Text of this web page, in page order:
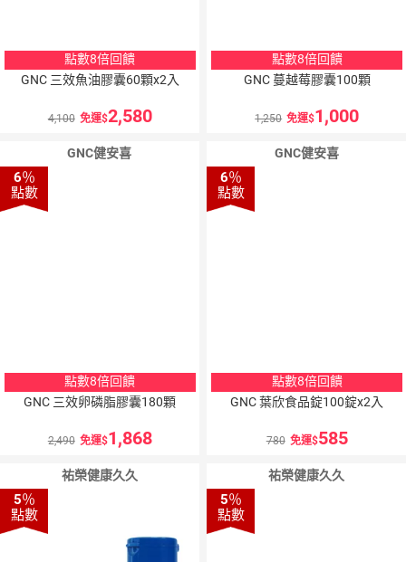
點數8倍回饋
GNC 三效魚油膠囊60顆x2入
4,100 免運 2,580
點數8倍回饋
GNC 蔓越莓膠囊100顆
1,250 免運 1,000
GNC健安喜
6％
點數
點數8倍回饋
GNC 三效卵磷脂膠囊180顆
2,490 免運 1,868
GNC健安喜
6％
點數
點數8倍回饋
GNC 葉欣食品錠100錠x2入
780 免運 585
祐榮健康久久
5％
點數
祐榮健康久久
5％
點數